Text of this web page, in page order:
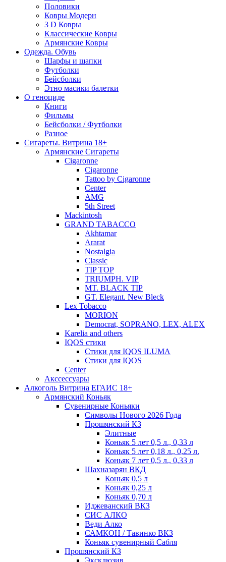
Половики
Ковры Модерн
3 D Ковры
Классические Ковры
Армянские Ковры
Одежда. Обувь
Шарфы и шапки
Футболки
Бейсболки
Этно масики балетки
О геноциде
Книги
Фильмы
Бейсболки / Футболки
Разное
Сигареты. Витрина 18+
Армянские Сигареты
Cigaronne
Cigaronne
Tattoo by Cigaronne
Center
AMG
5th Street
Mackintosh
GRAND TABACCO
Akhtamar
Ararat
Nostalgia
Classic
TIP TOP
TRIUMPH. VIP
MT. BLACK TIP
GT. Elegant. New Bleck
Lex Tobacco
MORION
Democrat, SOPRANO, LEX, ALEX
Karelia and others
IQOS стики
Стики для IQOS ILUMA
Стики для IQOS
Сenter
Акссессуары
Алкоголь Витрина ЕГАИС 18+
Армянский Коньяк
Сувенирные Коньяки
Символы Нового 2026 Года
Прошянский КЗ
Элитные
Коньяк 5 лет 0,5 л., 0,33 л
Коньяк 5 лет 0,18 л., 0,25 л.
Коньяк 7 лет 0,5 л., 0,33 л
Шахназарян ВКД
Коньяк 0,5 л
Коньяк 0,25 л
Коньяк 0,70 л
Иджеванский ВКЗ
СИС АЛКО
Веди Алко
САМКОН / Тавинко ВКЗ
Коньяк сувенирный Сабля
Прошянский КЗ
Эксклюзив